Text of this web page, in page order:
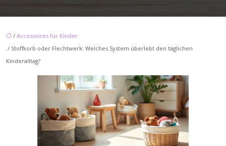
/ Accessoires für Kinder
/ Stoffkorb oder Flechtwerk: Welches System überlebt den täglichen
Kinderalltag?